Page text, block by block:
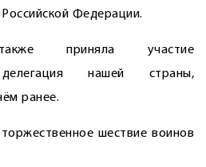
Федерации.
приняла учас­тие
делегация нашей страны,
ранее.
шествие воинов